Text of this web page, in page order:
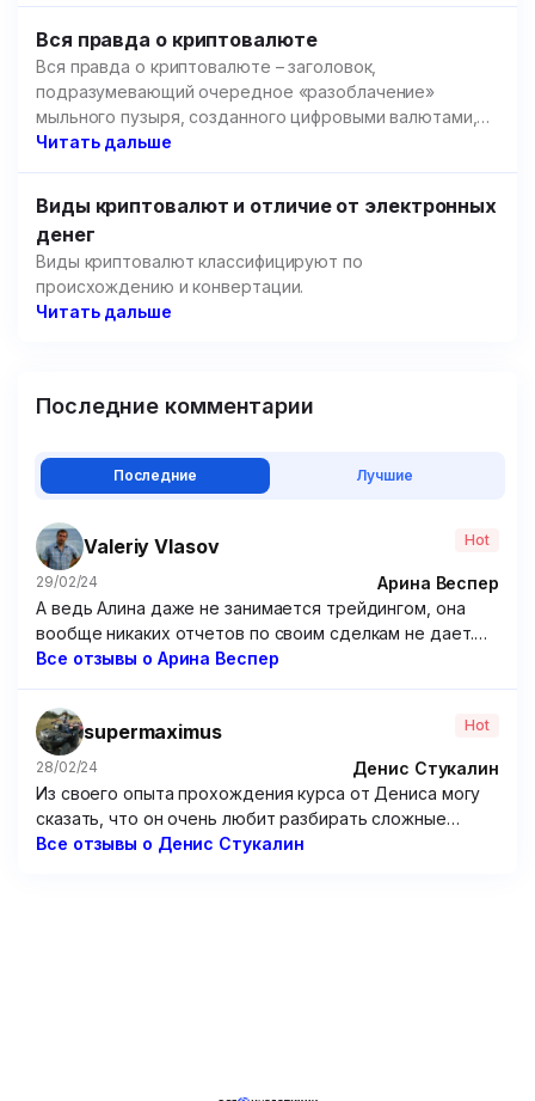
Вся правда о криптовалюте
Вся правда о криптовалюте – заголовок,
подразумевающий очередное «разоблачение»
мыльного пузыря, созданного цифровыми валютами,
но речь пойдет не об этом.
Читать дальше
Виды криптовалют и отличие от электронных
денег
Виды криптовалют классифицируют по
происхождению и конвертации.
Читать дальше
Последние комментарии
Последние Лучшие
Valeriy Vlasov Hot
29/02/24
Арина Веспер
А ведь Алина даже не занимается трейдингом, она
вообще никаких отчетов по своим сделкам не дает.
Походу решила зарабатывать чисто на доверчивых
посредственные курсы, если честно. Я брал у нее
программу по опционам – бесполезнейшая вещь,
только зря потраченные время и 15 000 рублей.
Все отзывы о Арина Веспер
supermaximus Hot
28/02/24
Денис Стукалин
Из своего опыта прохождения курса от Дениса могу
сказать, что он очень любит разбирать сложные
графики. Но от этого очень мало толку. Рассуждения
Все отзывы о Денис Стукалин